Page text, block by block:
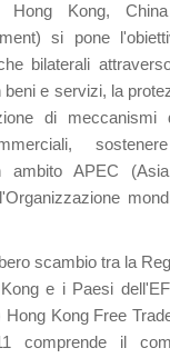
Kong,
si pone
bilaterali
beni e servizi, la
di meccanismi
ambito APEC
scambio tra la
e i Paesi
Hong Kong Free
comprende il